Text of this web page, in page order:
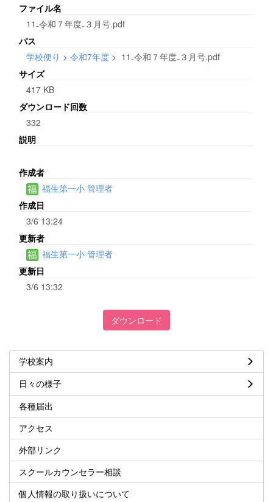
ファイル名
11₋令和７年度₋３月号.pdf
パス
学校便り > 令和7年度 > 11₋令和７年度₋３月号.pdf
サイズ
417 KB
ダウンロード回数
332
説明
作成者
福生第一小 管理者
作成日
3/6 13:24
更新者
福生第一小 管理者
更新日
3/6 13:32
ダウンロード
学校案内
日々の様子
各種届出
アクセス
外部リンク
スクールカウンセラー相談
個人情報の取り扱いについて